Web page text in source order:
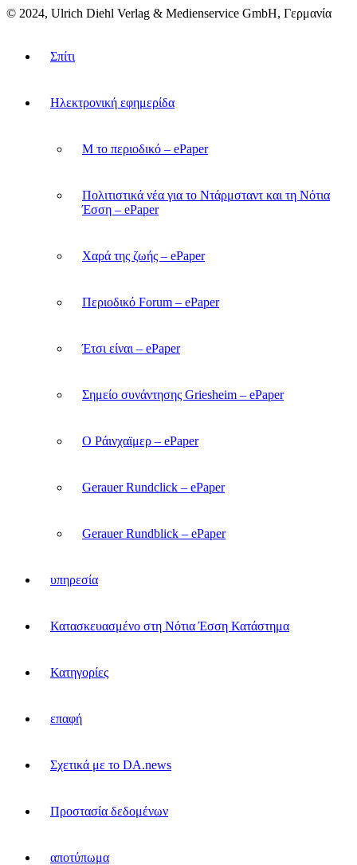
© 2024, Ulrich Diehl Verlag & Medienservice GmbH, Γερμανία
Σπίτι
Ηλεκτρονική εφημερίδα
M το περιοδικό – ePaper
Πολιτιστικά νέα για το Ντάρμσταντ και τη Νότια
Έσση – ePaper
Χαρά της ζωής – ePaper
Περιοδικό Forum – ePaper
Έτσι είναι – ePaper
Σημείο συνάντησης Griesheim – ePaper
Ο Ράινχαϊμερ – ePaper
Gerauer Rundclick – ePaper
Gerauer Rundblick – ePaper
υπηρεσία
Κατασκευασμένο στη Νότια Έσση Κατάστημα
Κατηγορίες
επαφή
Σχετικά με το DA.news
Προστασία δεδομένων
αποτύπωμα